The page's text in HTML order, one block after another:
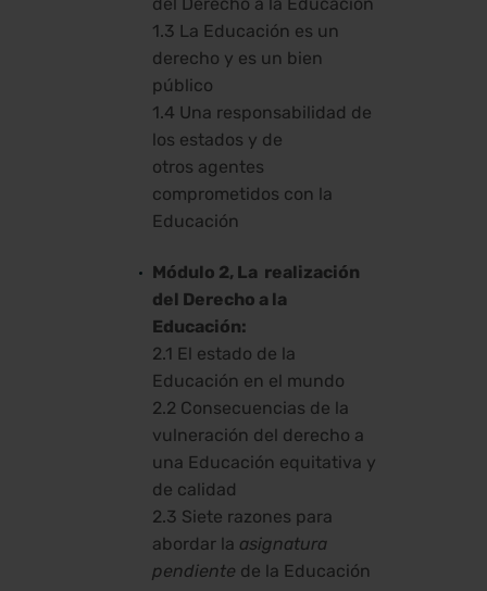
1.3 La Educación es un
derecho y es un bien
público
1.4 Una responsabilidad de
los estados y de
otros agentes
comprometidos con la
Educación
Módulo 2, La realización
del Derecho a la
Educación:
2.1 El estado de la
Educación en el mundo
2.2 Consecuencias de la
vulneración del derecho a
una Educación equitativa y
de calidad
2.3 Siete razones para
abordar la asignatura
pendiente de la Educación